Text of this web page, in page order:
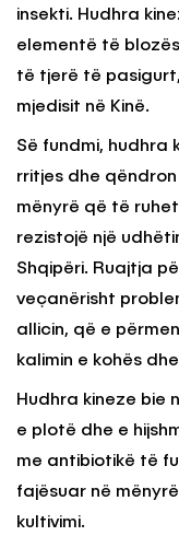
insekti. Hudhra
elementë të
të tjerë të
mjedisit në Kinë.
Së fundmi, hudhra
rritjes dhe
mënyrë që të
rezistojë një
Shqipëri. Ruajtja
veçanërisht
allicin, që e
kalimin e kohës
Hudhra kineze bie
e plotë dhe e
me antibiotikë të
fajësuar në
kultivimi.